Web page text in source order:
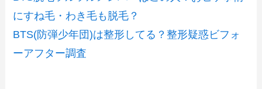
にすね毛・わき毛も脱毛？
BTS(防弾少年団)は整形してる？整形疑惑ビフォ
ーアフター調査